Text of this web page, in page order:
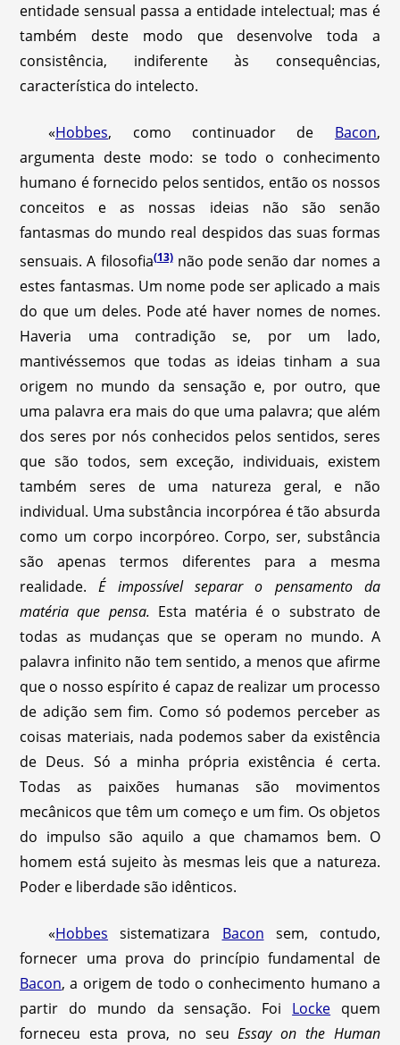
entidade sensual passa a entidade intelectual; mas é
também deste modo que desenvolve toda a
consistência, indiferente às consequências,
característica do intelecto.
«Hobbes, como continuador de Bacon,
argumenta deste modo: se todo o conhecimento
humano é fornecido pelos sentidos, então os nossos
conceitos e as nossas ideias não são senão
fantasmas do mundo real despidos das suas formas
sensuais. A filosofia(13)não pode senão dar nomes a
estes fantasmas. Um nome pode ser aplicado a mais
do que um deles. Pode até haver nomes de nomes.
Haveria uma contradição se, por um lado,
mantivéssemos que todas as ideias tinham a sua
origem no mundo da sensação e, por outro, que
uma palavra era mais do que uma palavra; que além
dos seres por nós conhecidos pelos sentidos, seres
que são todos, sem exceção, individuais, existem
também seres de uma natureza geral, e não
individual. Uma substância incorpórea é tão absurda
como um corpo incorpóreo. Corpo, ser, substância
são apenas termos diferentes para a mesma
realidade.É impossível separar o pensamento da
matéria que pensa. Esta matéria é o substrato de
todas as mudanças que se operam no mundo. A
palavra infinito não tem sentido, a menos que afirme
que o nosso espírito é capaz de realizar um processo
de adição sem fim. Como só podemos perceber as
coisas materiais, nada podemos saber da existência
de Deus. Só a minha própria existência é certa.
Todas as paixões humanas são movimentos
mecânicos que têm um começo e um fim. Os objetos
do impulso são aquilo a que chamamos bem. O
homem está sujeito às mesmas leis que a natureza.
Poder e liberdade são idênticos.
«Hobbes sistematizara Bacon sem, contudo,
fornecer uma prova do princípio fundamental de
Bacon, a origem de todo o conhecimento humano a
partir do mundo da sensação. Foi Locke quem
forneceu esta prova, no seuEssay on the Human